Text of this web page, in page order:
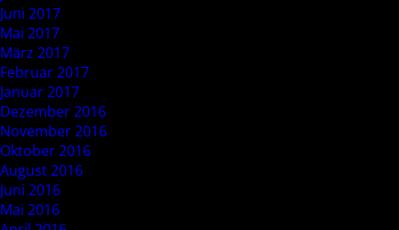
Juni 2017
Mai 2017
März 2017
Februar 2017
Januar 2017
Dezember 2016
November 2016
Oktober 2016
August 2016
Juni 2016
Mai 2016